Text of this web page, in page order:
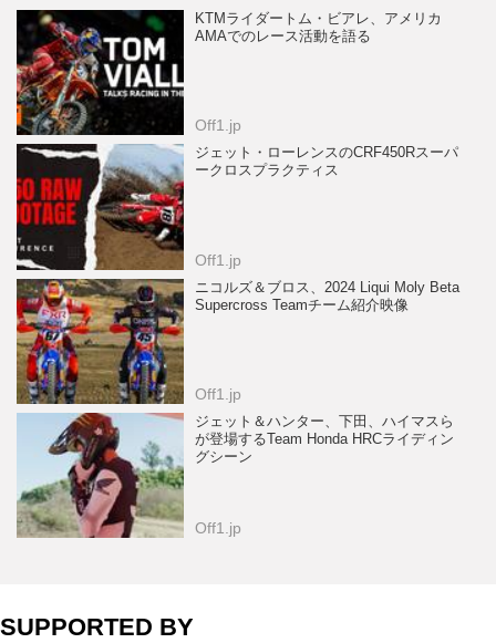
KTMライダートム・ビアレ、アメリカ
AMAでのレース活動を語る
Off1.jp
ジェット・ローレンスのCRF450Rスーパ
ークロスプラクティス
Off1.jp
ニコルズ＆ブロス、2024 Liqui Moly Beta
Supercross Teamチーム紹介映像
Off1.jp
ジェット＆ハンター、下田、ハイマスら
が登場するTeam Honda HRCライディン
グシーン
Off1.jp
SUPPORTED BY